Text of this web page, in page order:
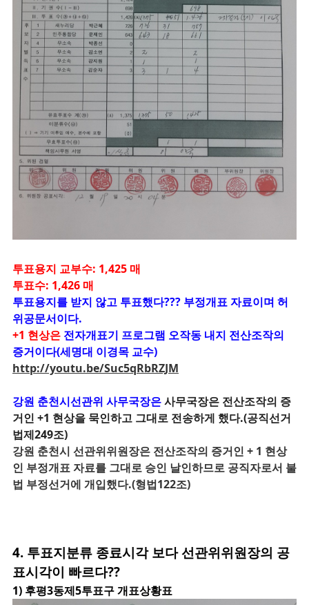
투표용지 교부수: 1,425 매
투표수: 1,426 매
투표용지를 받지 않고 투표했다??? 부정개표 자료이며 허
위공문서이다.
+1 현상은 전자개표기 프로그램 오작동 내지 전산조작의
증거이다(세명대 이경목 교수)
http://youtu.be/Suc5qRbRZJM
강원 춘천시선관위 사무국장은사무국장은 전산조작의 증
거인 +1 현상을 묵인하고 그대로 전송하게 했다.(공직선거
법제249조)
강원 춘천시 선관위위원장은 전산조작의 증거인 + 1 현상
인 부정개표 자료를 그대로 승인 날인하므로 공직자로서 불
법 부정선거에 개입했다.(형법122조)
4. 투표지분류 종료시각 보다 선관위위원장의 공
표시각이 빠르다??
1) 후평3동제5투표구 개표상황표